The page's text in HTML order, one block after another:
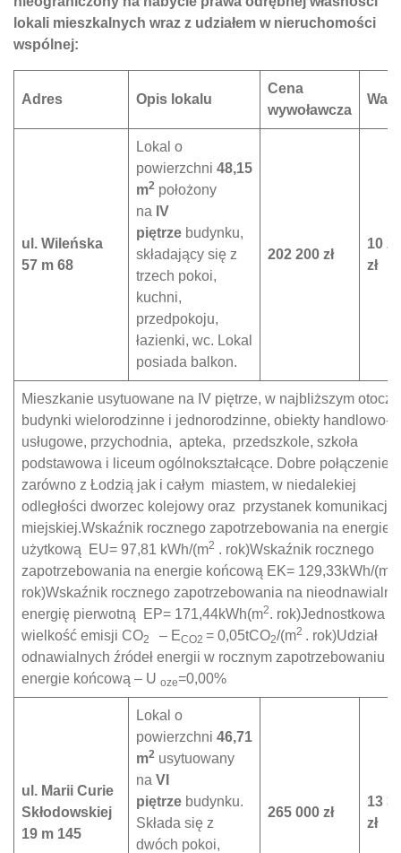
lokali mieszkalnych wraz z udziałem w nieruchomości
wspólnej:
Adres Opis lokalu
Cena
wywoławcza
ul. Wileńska
57 m 68
Lokal o
powierzchni 48,15
m2 położony
na IV
piętrze budynku,
składający się z
trzech pokoi,
kuchni,
przedpokoju,
łazienki, wc. Lokal
posiada balkon.
202 200 zł
10
zł
Mieszkanie usytuowane na IV piętrze, w najbliższym
budynki wielorodzinne i jednorodzinne, obiekty handlowo-
usługowe, przychodnia, apteka, przedszkole, szkoła
podstawowa i liceum ogólnokształcące. Dobre połączenie
zarówno z Łodzią jak i całym miastem, w niedalekiej
odległości dworzec kolejowy oraz przystanek komunikacji
miejskiej.Wskaźnik rocznego zapotrzebowania na energie
użytkową EU= 97,81 kWh/(m2 . rok)Wskaźnik rocznego
zapotrzebowania na energie końcową EK= 129,33kWh/(m
rok)Wskaźnik rocznego zapotrzebowania na nieodnawialna
energię pierwotną EP= 171,44kWh(m2. rok)Jednostkowa
wielkość emisji CO2 – ECO2 = 0,05tCO2/(m2 . rok)Udział
odnawialnych źródeł energii w rocznym zapotrzebowaniu
energie końcową – U oze=0,00%
ul. Marii Curie
Skłodowskiej
19 m 145
Lokal o
powierzchni 46,71
m2 usytuowany
na VI
piętrze budynku.
Składa się z
dwóch pokoi,
265 000 zł
13
zł